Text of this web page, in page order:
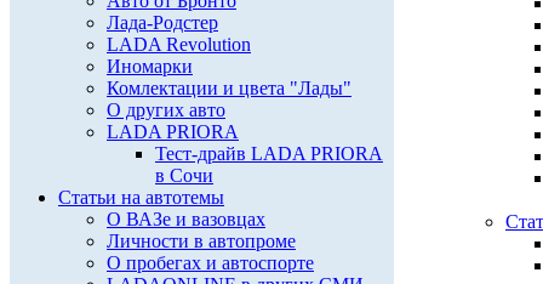
Лада-Родстер
LADA Revolution
Иномарки
Комлектации и цвета "Лады"
О других авто
LADA PRIORA
Тест-драйв LADA PRIORA
в Сочи
Статьи на автотемы
О ВАЗе и вазовцах
Личности в автопроме
О пробегах и автоспорте